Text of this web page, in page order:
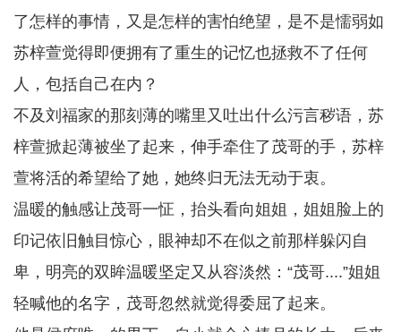
了怎样的事情，又是怎样的害怕绝望，是不是懦弱如
苏梓萱觉得即便拥有了重生的记忆也拯救不了任何
人，包括自己在内？
不及刘福家的那刻薄的嘴里又吐出什么污言秽语，苏
梓萱掀起薄被坐了起来，伸手牵住了茂哥的手，苏梓
萱将活的希望给了她，她终归无法无动于衷。
温暖的触感让茂哥一怔，抬头看向姐姐，姐姐脸上的
印记依旧触目惊心，眼神却不在似之前那样躲闪自
卑，明亮的双眸温暖坚定又从容淡然：“茂哥....”姐姐
轻喊他的名字，茂哥忽然就觉得委屈了起来。